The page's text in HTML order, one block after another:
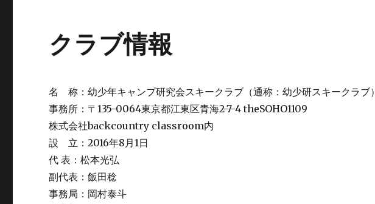
クラブ情報
名 称：幼少年キャンプ研究会スキークラブ（通称：幼少研スキークラブ）
事務所：〒135-0064東京都江東区青海2-7-4 theSOHO1109
株式会社backcountry classroom内
設 立：2016年8月1日
代 表：松本光弘
副代表：飯田稔
事務局：岡村泰斗